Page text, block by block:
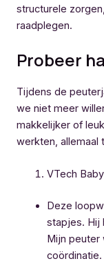
structurele
raadplegen.
Probeer
Tijdens de
we niet meer
makkelijker of
werkten, allemaal
VTech
Deze
stapjes. Hij
Mijn peuter
coördinatie.